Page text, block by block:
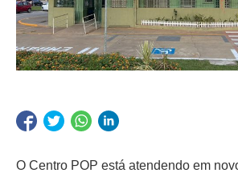
O Centro POP está atendendo em